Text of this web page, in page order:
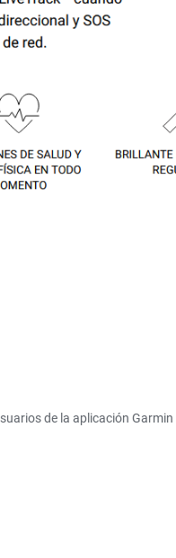
de la aplicación Garmin